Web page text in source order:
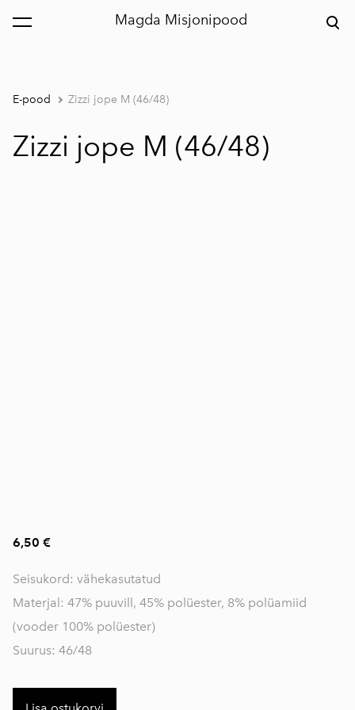
Magda Misjonipood
lisati ostukorvi. Vaata ostukorvi
E-pood Zizzi jope M (46/48)
Zizzi jope M (46/48)
6,50 €
Seisukord: vähekasutatud
Materjal: 47% puuvill, 45% polüester, 8% polüamiid
(vooder 100% polüester)
Suurus: 46/48